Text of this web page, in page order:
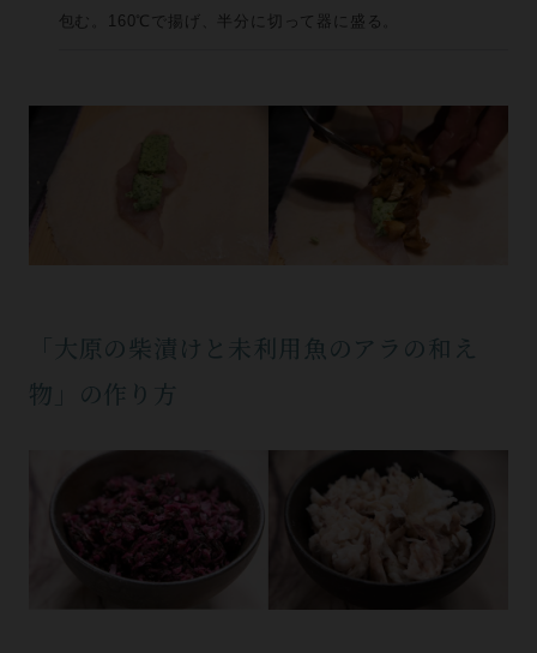
包む。160℃で揚げ、半分に切って器に盛る。
「大原の柴漬けと未利用魚のアラの和え
物」の作り方